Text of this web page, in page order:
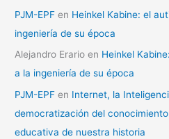
PJM-EPF en Heinkel Kabine: el
ingeniería de su época
Alejandro Erario en Heinkel
a la ingeniería de su época
PJM-EPF en Internet, la
democratización del
educativa de nuestra historia